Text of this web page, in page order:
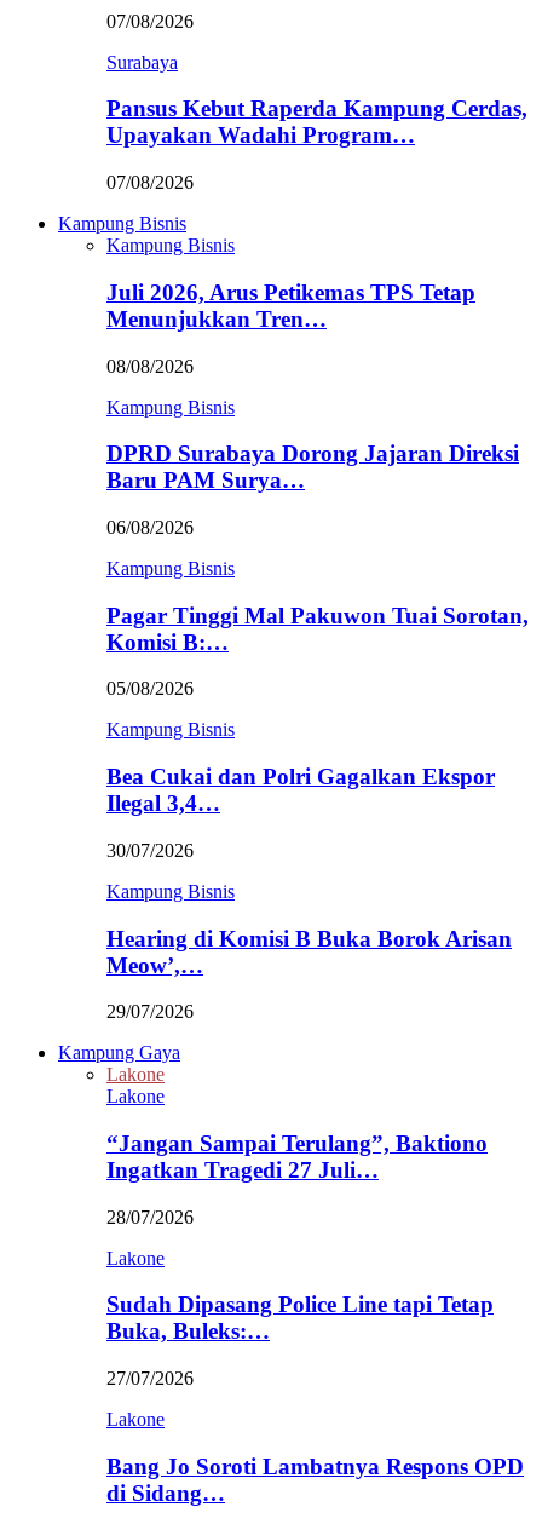
07/08/2026
Surabaya
Pansus Kebut Raperda Kampung Cerdas,
Upayakan Wadahi Program…
07/08/2026
Kampung Bisnis
Kampung Bisnis
Juli 2026, Arus Petikemas TPS Tetap
Menunjukkan Tren…
08/08/2026
Kampung Bisnis
DPRD Surabaya Dorong Jajaran Direksi
Baru PAM Surya…
06/08/2026
Kampung Bisnis
Pagar Tinggi Mal Pakuwon Tuai Sorotan,
Komisi B:…
05/08/2026
Kampung Bisnis
Bea Cukai dan Polri Gagalkan Ekspor
Ilegal 3,4…
30/07/2026
Kampung Bisnis
Hearing di Komisi B Buka Borok Arisan
Meow’,…
29/07/2026
Kampung Gaya
Lakone
Lakone
“Jangan Sampai Terulang”, Baktiono
Ingatkan Tragedi 27 Juli…
28/07/2026
Lakone
Sudah Dipasang Police Line tapi Tetap
Buka, Buleks:…
27/07/2026
Lakone
Bang Jo Soroti Lambatnya Respons OPD
di Sidang…